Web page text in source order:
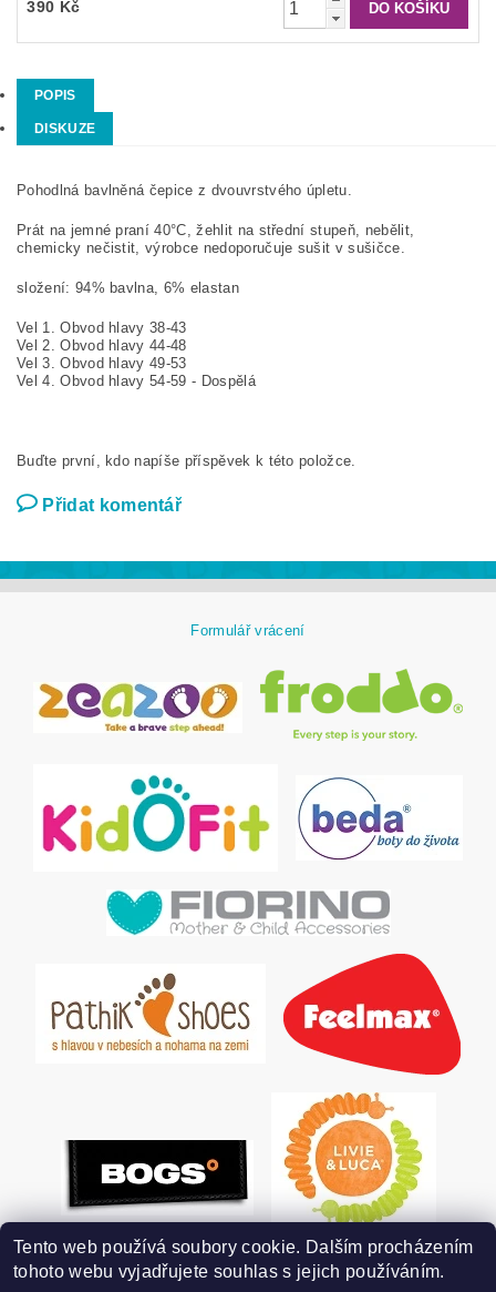
390 Kč
POPIS
DISKUZE
Pohodlná bavlněná čepice z dvouvrstvého úpletu.
Prát na jemné praní 40°C, žehlit na střední stupeň, nebělit,
chemicky nečistit, výrobce nedoporučuje sušit v sušičce.
složení: 94% bavlna, 6% elastan
Vel 1. Obvod hlavy 38-43
Vel 2. Obvod hlavy 44-48
Vel 3. Obvod hlavy 49-53
Vel 4. Obvod hlavy 54-59 - Dospělá
Buďte první, kdo napíše příspěvek k této položce.
Přidat komentář
Formulář vrácení
Tento web používá soubory cookie. Dalším procházením
tohoto webu vyjadřujete souhlas s jejich používáním.